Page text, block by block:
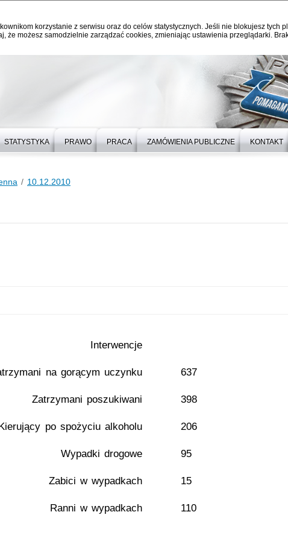
korzystanie z serwisu oraz do celów statystycznych. Jeśli nie blokujesz tych
że możesz samodzielnie zarządzać cookies, zmieniając ustawienia przeglądarki.
STATYSTYKA PRAWO PRACA ZAMÓWIENIA PUBLICZNE KONTAKT
10.12.2010
Interwencje
na gorącym uczynku 637
Zatrzymani poszukiwani 398
po spożyciu alkoholu 206
Wypadki drogowe 95
Zabici w wypadkach 15
Ranni w wypadkach 110